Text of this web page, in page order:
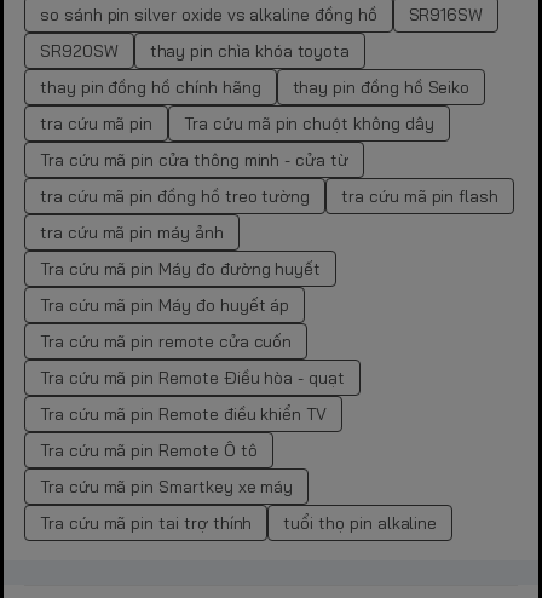
so sánh pin silver oxide vs alkaline đồng hồ
SR916SW
SR920SW
thay pin chìa khóa toyota
thay pin đồng hồ chính hãng
thay pin đồng hồ Seiko
tra cứu mã pin
Tra cứu mã pin chuột không dây
Tra cứu mã pin cửa thông minh - cửa từ
tra cứu mã pin đồng hồ treo tường
tra cứu mã pin flash
tra cứu mã pin máy ảnh
Tra cứu mã pin Máy đo đường huyết
Tra cứu mã pin Máy đo huyết áp
Tra cứu mã pin remote cửa cuốn
Tra cứu mã pin Remote Điều hòa - quạt
Tra cứu mã pin Remote điều khiển TV
Tra cứu mã pin Remote Ô tô
Tra cứu mã pin Smartkey xe máy
Tra cứu mã pin tai trợ thính
tuổi thọ pin alkaline